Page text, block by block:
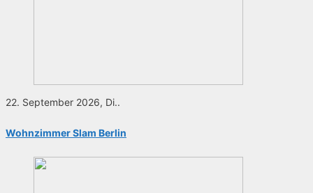
22. September 2026, Di..
Wohnzimmer Slam Berlin